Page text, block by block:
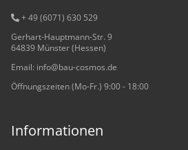
+ 49 (6071) 630 529
Gerhart-Hauptmann-Str. 9
64839 Münster (Hessen)
Email: info@bau-cosmos.de
Öffnungszeiten (Mo-Fr.) 9:00 - 18:00
Informationen